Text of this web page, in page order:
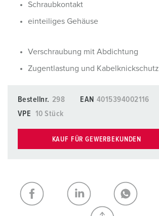
Schraubkontakt
einteiliges Gehäuse
Verschraubung mit Abdichtung
Zugentlastung und Kabelknickschutz
Bestellnr. 298 EAN 4015394002116
VPE
10 Stück
KAUF FÜR GEWERBEKUNDEN